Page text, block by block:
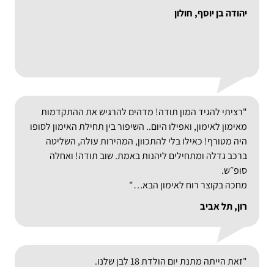
יהודה בן יוסף, חולון
"רציתי להגיד המון תודה! מדהים להרגיש את ההתקדמות
מאימון לאימון, ואפילו היום.. השיפור בין תחילת האימון לסופו
היה מטורף! כאילו בלי להתכוון, המהירות עולה, השליטה
ברכב גדלה ומתחילים ליהנות באמת. שוב תודה! ואחלה
סופ״ש.
מחכה בקוצר רוח לאימון הבא…"
רון, תל אביב
"זאת הייתה מתנת יום הולדת 18 לבן שלנו.